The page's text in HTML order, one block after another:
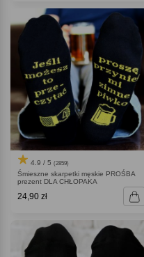
4.9 / 5 (2859)
Śmieszne skarpetki męskie PROŚBA
prezent DLA CHŁOPAKA
24,90 zł